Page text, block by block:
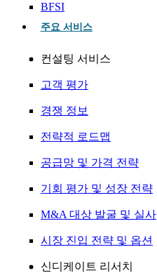
BFSI
주요 서비스
컨설팅 서비스
고객 평가
경쟁 정보
전략적 로드맵
공급망 및 가격 전략
기회 평가 및 성장 전략
M&A 대상 발굴 및 실사
시장 진입 전략 및 옵션
신디케이트 리서치